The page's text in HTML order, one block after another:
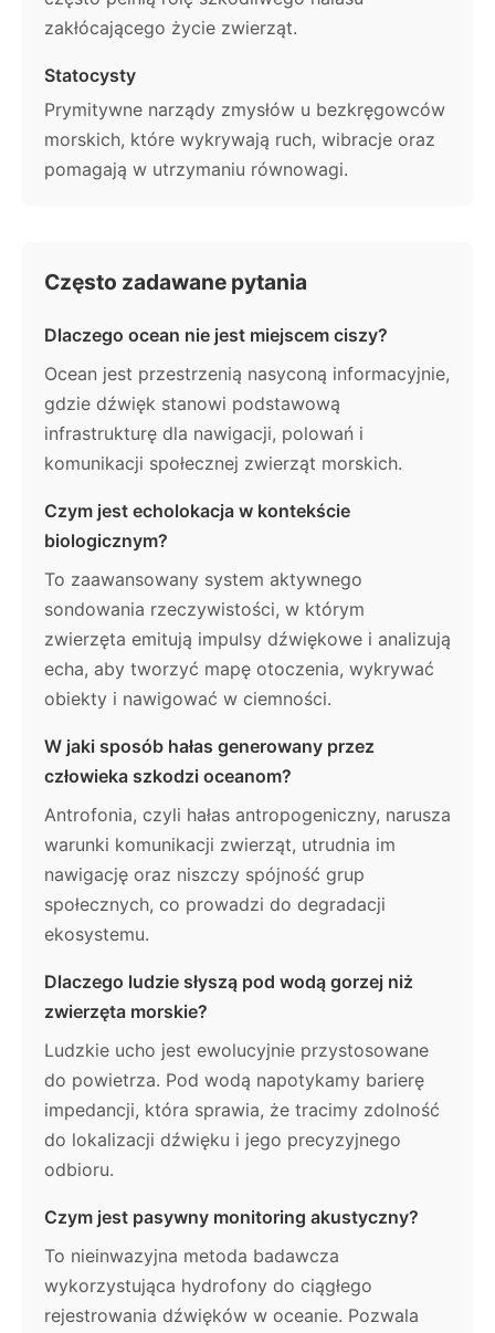
zakłócającego życie zwierząt.
Statocysty
Prymitywne narządy zmysłów u bezkręgowców
morskich, które wykrywają ruch, wibracje oraz
pomagają w utrzymaniu równowagi.
Często zadawane pytania
Dlaczego ocean nie jest miejscem ciszy?
Ocean jest przestrzenią nasyconą informacyjnie,
gdzie dźwięk stanowi podstawową
infrastrukturę dla nawigacji, polowań i
komunikacji społecznej zwierząt morskich.
Czym jest echolokacja w kontekście
biologicznym?
To zaawansowany system aktywnego
sondowania rzeczywistości, w którym
zwierzęta emitują impulsy dźwiękowe i analizują
echa, aby tworzyć mapę otoczenia, wykrywać
obiekty i nawigować w ciemności.
W jaki sposób hałas generowany przez
człowieka szkodzi oceanom?
Antrofonia, czyli hałas antropogeniczny, narusza
warunki komunikacji zwierząt, utrudnia im
nawigację oraz niszczy spójność grup
społecznych, co prowadzi do degradacji
ekosystemu.
Dlaczego ludzie słyszą pod wodą gorzej niż
zwierzęta morskie?
Ludzkie ucho jest ewolucyjnie przystosowane
do powietrza. Pod wodą napotykamy barierę
impedancji, która sprawia, że tracimy zdolność
do lokalizacji dźwięku i jego precyzyjnego
odbioru.
Czym jest pasywny monitoring akustyczny?
To nieinwazyjna metoda badawcza
wykorzystująca hydrofony do ciągłego
rejestrowania dźwięków w oceanie. Pozwala